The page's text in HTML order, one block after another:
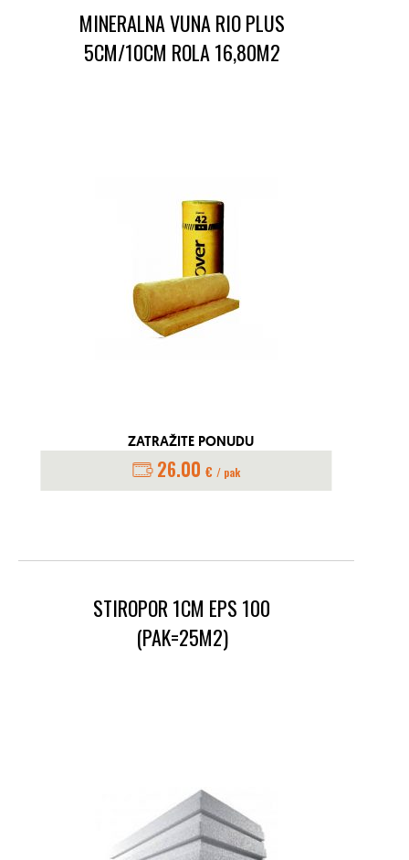
MINERALNA VUNA RIO PLUS
5CM/10CM ROLA 16,80M2
26.00 € / pak
ZATRAŽITE PONUDU
STIROPOR 1CM EPS 100
(PAK=25M2)